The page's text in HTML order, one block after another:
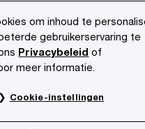
Vacature beschrijving
look for other
om inhoud te
gebruikerservaring te
Privacybeleid of
meer informatie.
Cookie-instellingen